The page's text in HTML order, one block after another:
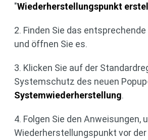
"Wiederherstellungspunkt
2. Finden Sie das
und öffnen Sie es.
3. Klicken Sie auf der
Systemschutz des neuen
Systemwiederherstellung.
4. Folgen Sie den Anweisungen,
Wiederherstellungspunkt vor